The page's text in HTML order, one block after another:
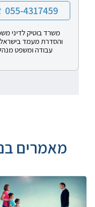
055-4317459
משרד בוטיק לדיני
והסדרת מעמד בישראל,
עבודה ומשפט
מאמרים